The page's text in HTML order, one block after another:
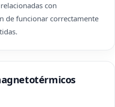
con
de funcionar correctamente